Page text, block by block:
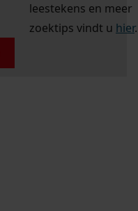
leestekens en meer
zoektips vindt u hier.